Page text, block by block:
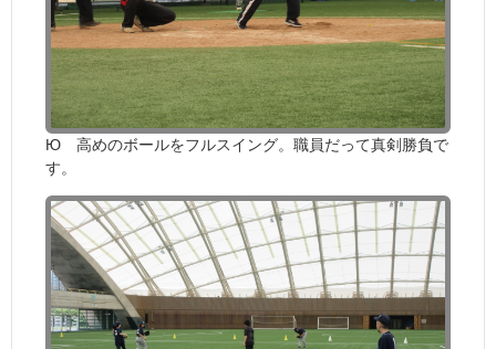
Ю 高めのボールをフルスイング。職員だって真剣勝負で
す。